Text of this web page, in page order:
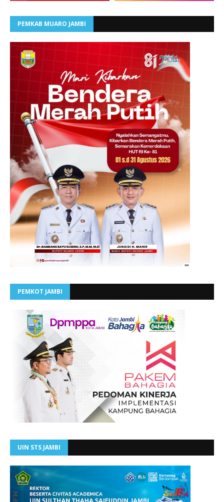
PEMKAB MUARO JAMBI
PEMKOT JAMBI
UIN STS JAMBI